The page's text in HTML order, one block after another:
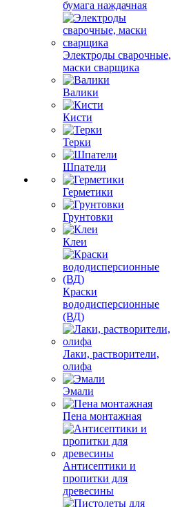
бумага наждачная
Электроды сварочные,
маски сварщика
Валики
Кисти
Терки
Шпатели
Герметики
Грунтовки
Клеи
Краски
вододисперсионные
(ВД)
Лаки, растворители,
олифа
Эмали
Пена монтажная
Антисептики и
пропитки для
древесины